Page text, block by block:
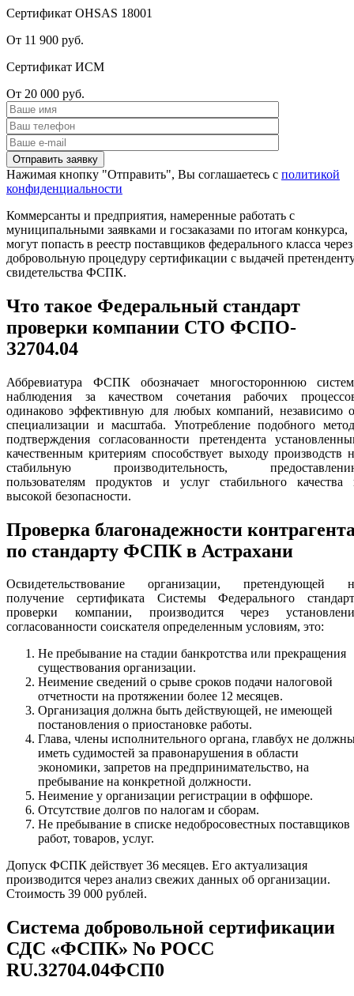
Сертификат OHSAS 18001
От 11 900 руб.
Сертификат ИСМ
От 20 000 руб.
Нажимая кнопку "Отправить", Вы соглашаетесь с политикой
конфиденциальности
Коммерсанты и предприятия, намеренные работать с
муниципальными заявками и госзаказами по итогам конкурса,
могут попасть в реестр поставщиков федерального класса через
добровольную процедуру сертификации с выдачей
свидетельства ФСПК.
Что такое Федеральный стандарт
проверки компании СТО ФСПО-
З2704.04
Аббревиатура ФСПК обозначает многостороннюю
наблюдения за качеством сочетания рабочих
одинаково эффективную для любых компаний, независимо
специализации и масштаба. Употребление подобного
подтверждения согласованности претендента
качественным критериям способствует выходу производств
стабильную производительность,
пользователям продуктов и услуг стабильного качества
высокой безопасности.
Проверка благонадежности
по стандарту ФСПК в Астрахани
Освидетельствование организации, претендующей
получение сертификата Системы Федерального
проверки компании, производится через
согласованности соискателя определенным условиям, это:
Не пребывание на стадии банкротства или прекращения
существования организации.
Неимение сведений о срыве сроков подачи налоговой
отчетности на протяжении более 12 месяцев.
Организация должна быть действующей, не имеющей
постановления о приостановке работы.
Глава, члены исполнительного органа, главбух не
иметь судимостей за правонарушения в области
экономики, запретов на предпринимательство, на
пребывание на конкретной должности.
Неимение у организации регистрации в оффшоре.
Отсутствие долгов по налогам и сборам.
Не пребывание в списке недобросовестных поставщиков
работ, товаров, услуг.
Допуск ФСПК действует 36 месяцев. Его актуализация
производится через анализ свежих данных об организации.
Стоимость 39 000 рублей.
Система добровольной сертификации
СДС «ФСПК» No РОСС
RU.З2704.04ФСП0